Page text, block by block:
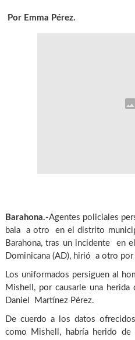
Por Emma Pérez.
Barahona.-Agentes policiales
bala a otro en el distrito
Barahona, tras un incidente en
Dominicana (AD), hirió a otro
Los uniformados persiguen al
Mishell, por causarle una herida
Daniel Martínez Pérez.
De cuerdo a los datos
como Mishell, habría herido de